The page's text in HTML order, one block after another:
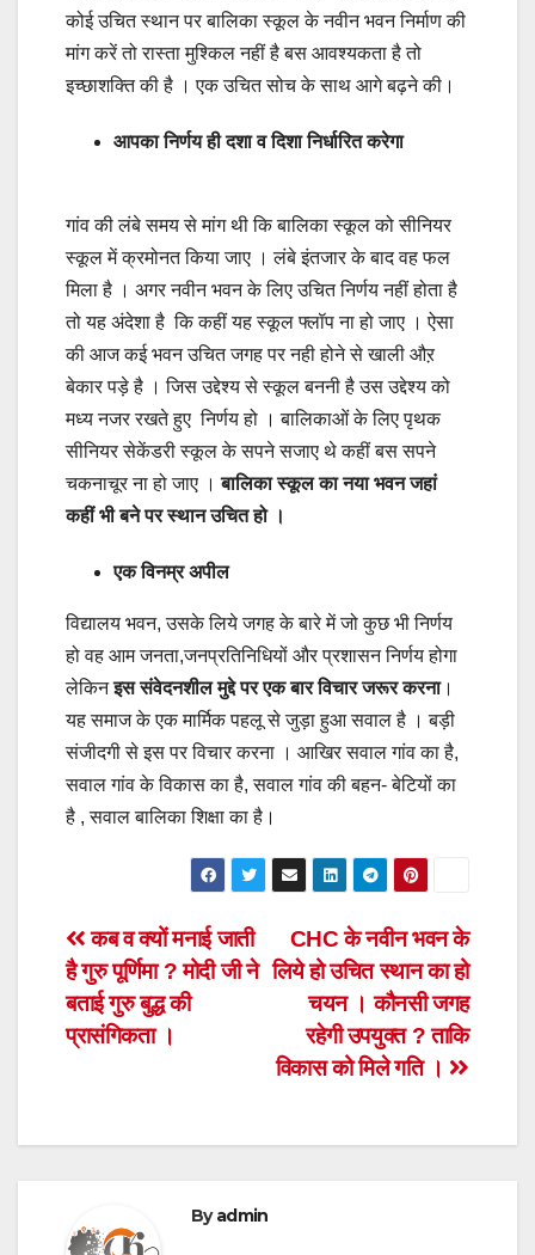
कोई उचित स्थान पर बालिका स्कूल के नवीन भवन निर्माण की
मांग करें तो रास्ता मुश्किल नहीं है बस आवश्यकता है तो
इच्छाशक्ति की है । एक उचित सोच के साथ आगे बढ़ने की।
आपका निर्णय ही दशा व दिशा निर्धारित करेगा
गांव की लंबे समय से मांग थी कि बालिका स्कूल को सीनियर
स्कूल में क्रमोनत किया जाए । लंबे इंतजार के बाद वह फल
मिला है । अगर नवीन भवन के लिए उचित निर्णय नहीं होता है
तो यह अंदेशा है कि कहीं यह स्कूल फ्लॉप ना हो जाए । ऐसा
की आज कई भवन उचित जगह पर नही होने से खाली औऱ
बेकार पड़े है । जिस उद्देश्य से स्कूल बननी है उस उद्देश्य को
मध्य नजर रखते हुए निर्णय हो । बालिकाओं के लिए पृथक
सीनियर सेकेंडरी स्कूल के सपने सजाए थे कहीं बस सपने
चकनाचूर ना हो जाए ।बालिका स्कूल का नया भवन जहां
कहीं भी बने पर स्थान उचित हो ।
एक विनम्र अपील
विद्यालय भवन, उसके लिये जगह के बारे में जो कुछ भी निर्णय
हो वह आम जनता,जनप्रतिनिधियों और प्रशासन निर्णय होगा
लेकिनइस संवेदनशील मुद्दे पर एक बार विचार जरूर करना।
यह समाज के एक मार्मिक पहलू से जुड़ा हुआ सवाल है । बड़ी
संजीदगी से इस पर विचार करना । आखिर सवाल गांव का है,
सवाल गांव के विकास का है, सवाल गांव की बहन- बेटियों का
है , सवाल बालिका शिक्षा का है।
Post
navigation
CHC के नवीन भवन के
लिये हो उचित स्थान का हो
चयन । कौनसी जगह
रहेगी उपयुक्त ? ताकि
विकास को मिले गति ।
कब व क्यों मनाई जाती
है गुरु पूर्णिमा ? मोदी जी ने
बताई गुरु बुद्ध की
प्रासंगिकता ।
Byadmin